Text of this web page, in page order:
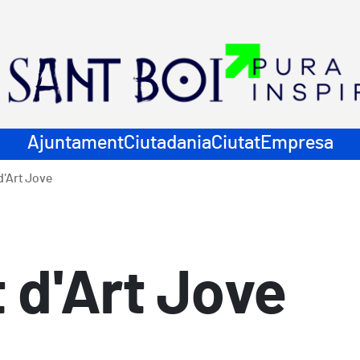
principal
AjuntamentCiutadaniaCiutatEmpresa
Jove
d'Art Jove